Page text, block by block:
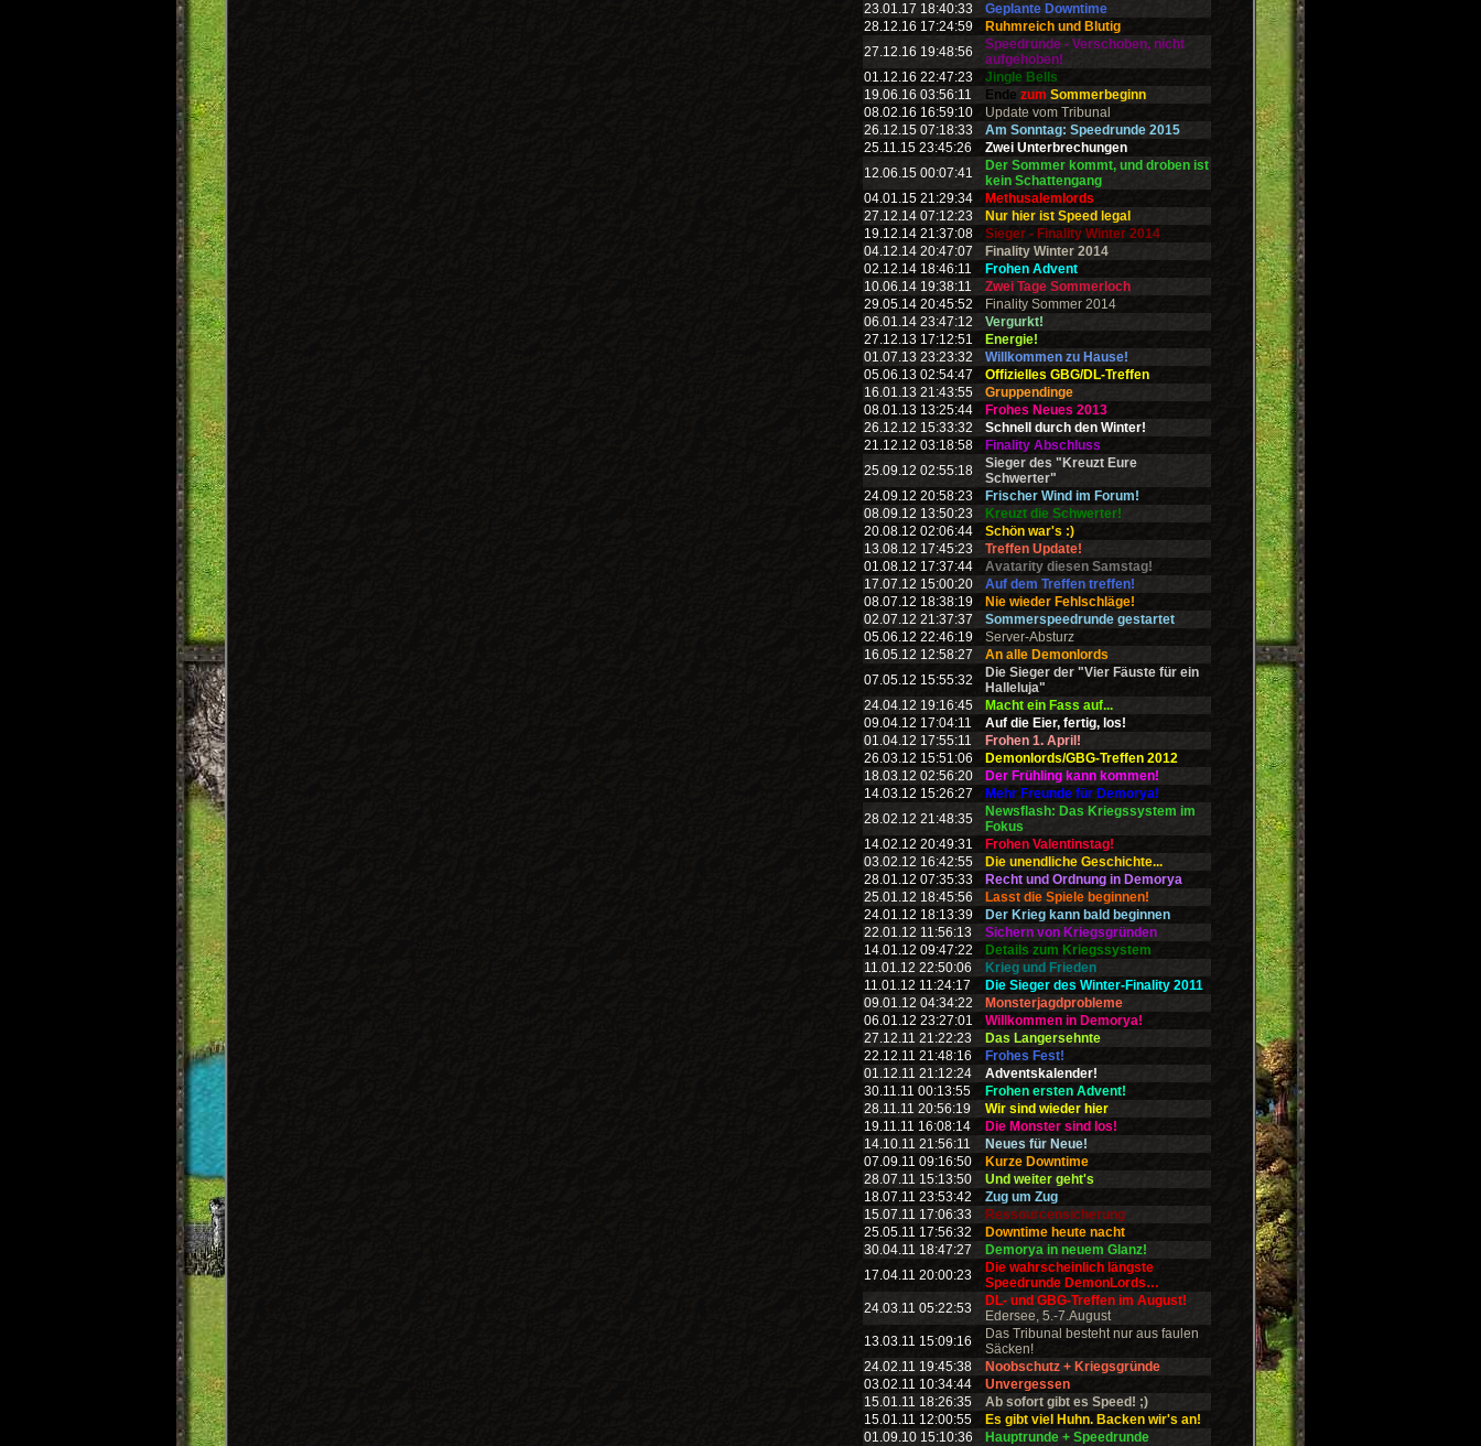
23.01.17 18:40:33
Geplante Downtime
28.12.16 17:24:59
Ruhmreich und Blutig
27.12.16 19:48:56
Speedrunde - Verschoben, nicht
aufgehoben!
01.12.16 22:47:23
Jingle Bells
19.06.16 03:56:11
Ende zum Sommerbeginn
08.02.16 16:59:10
Update vom Tribunal
26.12.15 07:18:33
Am Sonntag: Speedrunde 2015
25.11.15 23:45:26
Zwei Unterbrechungen
12.06.15 00:07:41
Der Sommer kommt, und droben ist
kein Schattengang
04.01.15 21:29:34
Methusalemlords
27.12.14 07:12:23
Nur hier ist Speed legal
19.12.14 21:37:08
Sieger - Finality Winter 2014
04.12.14 20:47:07
Finality Winter 2014
02.12.14 18:46:11
Frohen Advent
10.06.14 19:38:11
Zwei Tage Sommerloch
29.05.14 20:45:52
Finality Sommer 2014
06.01.14 23:47:12
Vergurkt!
27.12.13 17:12:51
Energie!
01.07.13 23:23:32
Willkommen zu Hause!
05.06.13 02:54:47
Offizielles GBG/DL-Treffen
16.01.13 21:43:55
Gruppendinge
08.01.13 13:25:44
Frohes Neues 2013
26.12.12 15:33:32
Schnell durch den Winter!
21.12.12 03:18:58
Finality Abschluss
25.09.12 02:55:18
Sieger des "Kreuzt Eure
Schwerter"
24.09.12 20:58:23
Frischer Wind im Forum!
08.09.12 13:50:23
Kreuzt die Schwerter!
20.08.12 02:06:44
Schön war's :)
13.08.12 17:45:23
Treffen Update!
01.08.12 17:37:44
Avatarity diesen Samstag!
17.07.12 15:00:20
Auf dem Treffen treffen!
08.07.12 18:38:19
Nie wieder Fehlschläge!
02.07.12 21:37:37
Sommerspeedrunde gestartet
05.06.12 22:46:19
Server-Absturz
16.05.12 12:58:27
An alle Demonlords
07.05.12 15:55:32
Die Sieger der "Vier Fäuste für ein
Halleluja"
24.04.12 19:16:45
Macht ein Fass auf...
09.04.12 17:04:11
Auf die Eier, fertig, los!
01.04.12 17:55:11
Frohen 1. April!
26.03.12 15:51:06
Demonlords/GBG-Treffen 2012
18.03.12 02:56:20
Der Frühling kann kommen!
14.03.12 15:26:27
Mehr Freunde für Demorya!
28.02.12 21:48:35
Newsflash: Das Kriegssystem im
Fokus
14.02.12 20:49:31
Frohen Valentinstag!
03.02.12 16:42:55
Die unendliche Geschichte...
28.01.12 07:35:33
Recht und Ordnung in Demorya
25.01.12 18:45:56
Lasst die Spiele beginnen!
24.01.12 18:13:39
Der Krieg kann bald beginnen
22.01.12 11:56:13
Sichern von Kriegsgründen
14.01.12 09:47:22
Details zum Kriegssystem
11.01.12 22:50:06
Krieg und Frieden
11.01.12 11:24:17
Die Sieger des Winter-Finality 2011
09.01.12 04:34:22
Monsterjagdprobleme
06.01.12 23:27:01
Willkommen in Demorya!
27.12.11 21:22:23
Das Langersehnte
22.12.11 21:48:16
Frohes Fest!
01.12.11 21:12:24
Adventskalender!
30.11.11 00:13:55
Frohen ersten Advent!
28.11.11 20:56:19
Wir sind wieder hier
19.11.11 16:08:14
Die Monster sind los!
14.10.11 21:56:11
Neues für Neue!
07.09.11 09:16:50
Kurze Downtime
28.07.11 15:13:50
Und weiter geht's
18.07.11 23:53:42
Zug um Zug
15.07.11 17:06:33
Ressourcensicherung
25.05.11 17:56:32
Downtime heute nacht
30.04.11 18:47:27
Demorya in neuem Glanz!
17.04.11 20:00:23
Die wahrscheinlich längste
Speedrunde DemonLords…
24.03.11 05:22:53
DL- und GBG-Treffen im August!
Edersee, 5.-7.August
13.03.11 15:09:16
Das Tribunal besteht nur aus faulen
Säcken!
24.02.11 19:45:38
Noobschutz + Kriegsgründe
03.02.11 10:34:44
Unvergessen
15.01.11 18:26:35
Ab sofort gibt es Speed! ;)
15.01.11 12:00:55
Es gibt viel Huhn. Backen wir's an!
01.09.10 15:10:36
Hauptrunde + Speedrunde